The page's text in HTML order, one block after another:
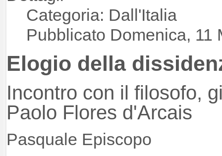
Categoria: Dall'Italia
Pubblicato Domenica, 11
Elogio della
Incontro con il filosofo,
Paolo Flores d'Arcais
Pasquale Episcopo